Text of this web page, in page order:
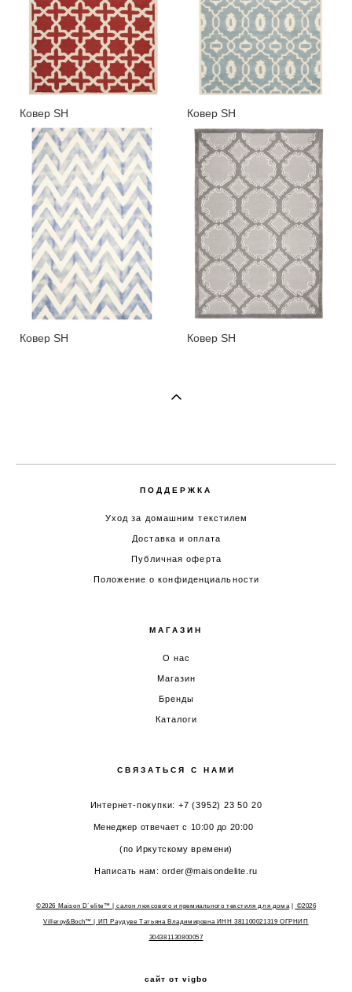
Ковер SH Ковер SH
Ковер SH Ковер SH
ПОДДЕРЖКА
Уход за домашним текстилем
Доставка и оплата
Публичная оферта
Положение о конфиденциальности
МАГАЗИН
О нас
Магазин
Бренды
Каталоги
СВЯЗАТЬСЯ С НАМИ
Интернет-покупки: +7 (3952) 23 50 20
Менеджер отвечает с 10:00 до 20:00
(по Иркутскому времени)
Написать нам: order@maisondelite.ru
©2026 Maison D`elite™ | салон люксового и премиального текстиля для дома| ©2026
Villeroy&Boch™ | ИП Раудуве Татьяна Владимировна ИНН 381100021319 ОГРНИП
304381130800057
сайт от vigbo